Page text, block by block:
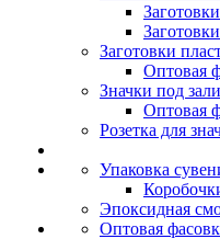
Заготовки
Оптовая
Значки под
Оптовая
Розетка для
Упаковка
Эпоксидная
Оптовая